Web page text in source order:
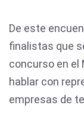
De este
finalistas que
concurso en el
hablar con
empresas de